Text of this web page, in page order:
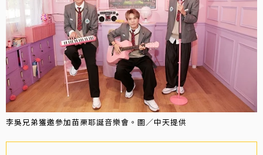
李吳兄弟獲邀參加苗栗耶誕音樂會。圖／中天提供